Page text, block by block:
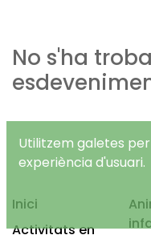
No s'ha
Inici
Activitats en
Utilitzem galetes
experiència d'usuari.